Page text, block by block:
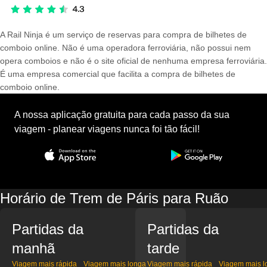
A Rail Ninja é um serviço de reservas para compra de bilhetes de
comboio online. Não é uma operadora ferroviária, não possui nem
opera comboios e não é o site oficial de nenhuma empresa ferroviária.
É uma empresa comercial que facilita a compra de bilhetes de
comboio online.
A nossa aplicação gratuita para cada passo da sua
viagem - planear viagens nunca foi tão fácil!
Horário de Trem de Páris para Ruão
Partidas da
manhã
Viagem mais rápida Viagem mais longa
Partidas da
tarde
Viagem mais rápida Viagem mais